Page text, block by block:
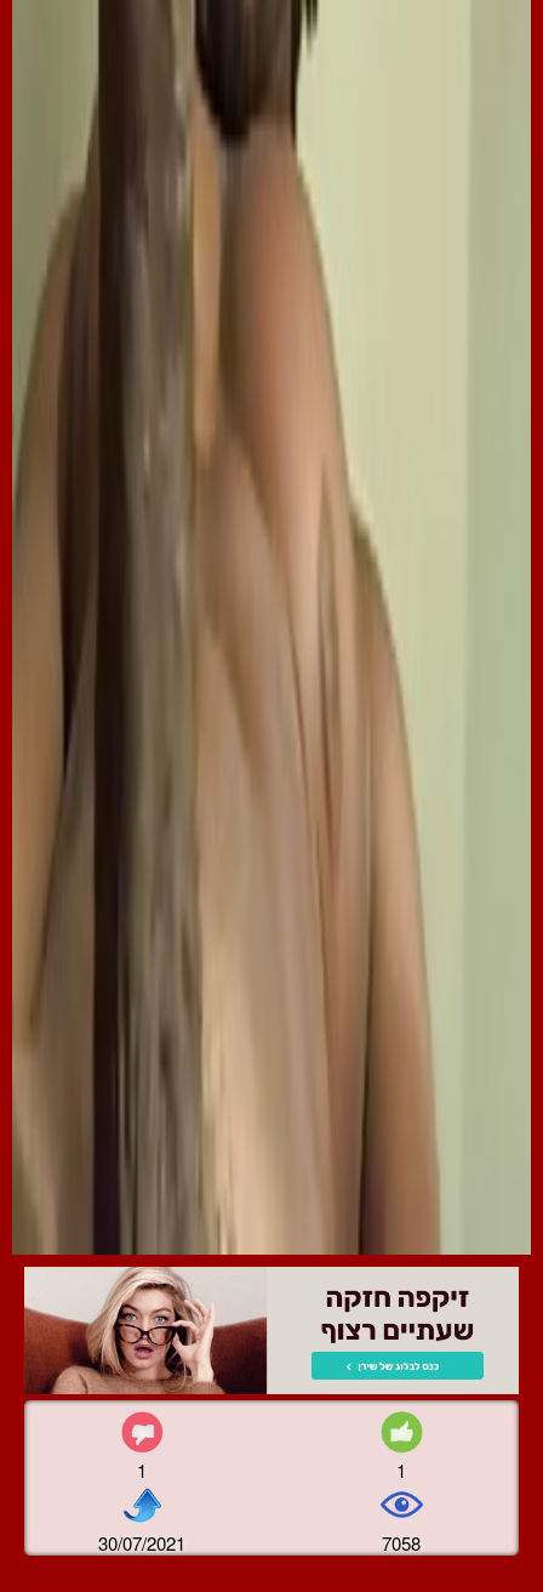
1 1
30/07/2021 7058